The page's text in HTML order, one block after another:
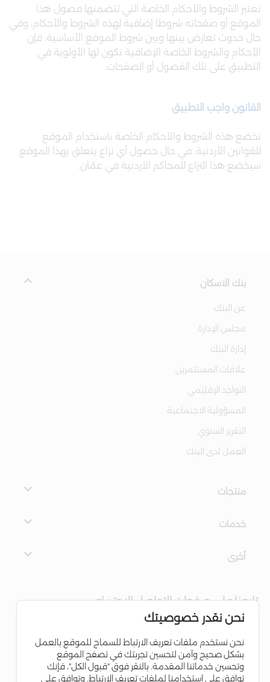
تعتبر الشروط والأحكام الخاصة التي تتضمنها فصول هذا
الموقع أو صفحاته شروطا إضافية لهذه الشروط والأحكام، وفي
حال حدوث تعارض بينها وبين شروط الموقع الأساسية، فإن
الأحكام والشروط الخاصة الإضافية تكون لها الأولوية في
التطبيق على تلك الفصول أو الصفحات.
القانون واجب التطبيق
تخضع هذه الشروط والأحكام الخاصة باستخدام الموقع
للقوانين الأردنية. في حال حصول أي نزاع يتعلق بهذا الموقع
سيخضع هذا النزاع للمحاكم الأردنية في عمّان.
بنك الاسكان
عن البنك
مجلس الإدارة
إدارة البنك
علاقات المستثمرين
التواجد الإقليمي
المسؤولية الاجتماعية
التقرير السنوي
العمل لدى البنك
منتجات
خدمات
أخرى
تابعنا على صفحات التواصل الاجتماعي
نحن نقدر خصوصيتك
نحن نستخدم ملفات تعريف الارتباط للسماح للموقع بالعمل
بشكل صحيح وآمن لتحسين تجربتك في تصفح الموقع
وتحسين خدماتنا المقدمة. بالنقر فوق "قبول الكل"، فإنك
توافق على استخدامنا لملفات تعريف الارتباط. وتوافق على